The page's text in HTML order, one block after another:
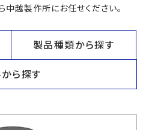
中越製作所にお任せください。
製品種類から探す
ら探す